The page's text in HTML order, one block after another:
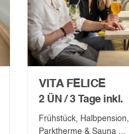
VITA FELICE
2 ÜN / 3 Tage inkl.
Frühstück, Halbpension,
Parktherme & Sauna ...